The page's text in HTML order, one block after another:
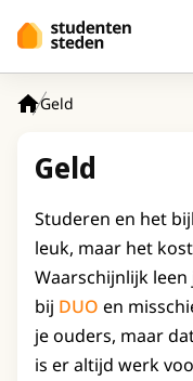
Geld
Geld
Studeren en het
leuk, maar het
Waarschijnlijk
bij DUO en
je ouders, maar
is er altijd werk